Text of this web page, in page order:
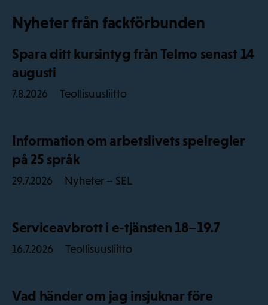
Nyheter från fackförbunden
Spara ditt kursintyg från Telmo senast 14
augusti
7.8.2026 Teollisuusliitto
Information om arbetslivets spelregler
på 25 språk
29.7.2026 Nyheter – SEL
Serviceavbrott i e-tjänsten 18–19.7
16.7.2026 Teollisuusliitto
Vad händer om jag insjuknar före